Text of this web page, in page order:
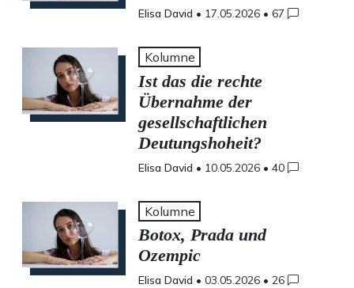
Elisa David • 17.05.2026 • 67
Kolumne
Ist das die rechte
Übernahme der
gesellschaftlichen
Deutungshoheit?
Elisa David • 10.05.2026 • 40
Kolumne
Botox, Prada und
Ozempic
Elisa David • 03.05.2026 • 26